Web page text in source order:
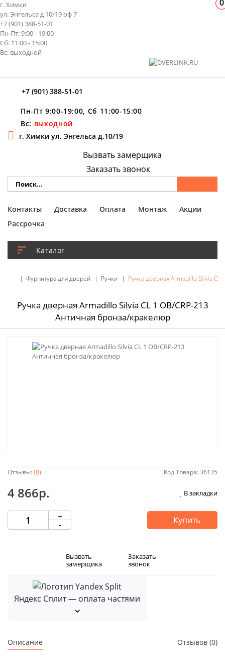
г. Химки
ул. Энгельса д 10/19 оф 7
+7 (901) 388-51-01
Пн-Пт: 9:00 - 19:00
Сб: 11:00 - 15:00
Вс: выходной
+7 (901) 388-51-01
Пн-Пт 9:00-19:00, Сб 11:00-15:00
Вс: выходной
г. Химки ул. Энгельса д.10/19
Каталог
Вызвать замерщика
Заказать звонок
Контакты Доставка Оплата Монтаж
Акции
Рассрочка
Фурнитура для дверей Ручки Ручка дверная Armadillo Silvia CL
Ручка дверная Armadillo Silvia CL 1 OB/CRP-213
Античная бронза/кракелюр
Отзывы:(0) Код Товара: 36135
4 866р. В закладки
+
- Купить
Вызвать
замерщика
Заказать
звонок
Яндекс Сплит — оплата частями
Описание Отзывов (0)
0